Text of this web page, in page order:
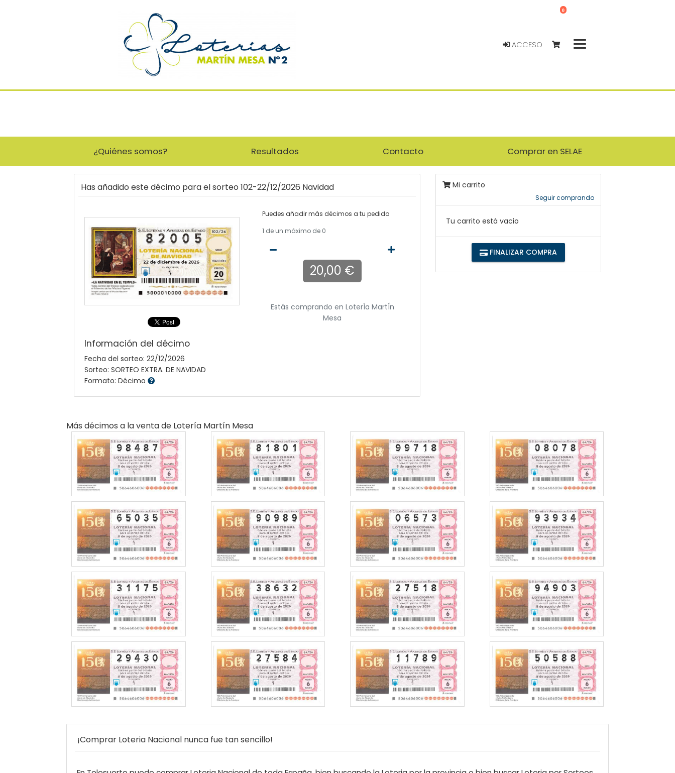
ACCESO
0
¿Quiénes somos? Resultados Contacto Comprar en SELAE
Has añadido este décimo para el sorteo 102-22/12/2026 Navidad
Información del décimo
Fecha del sorteo: 22/12/2026
Sorteo: SORTEO EXTRA. DE NAVIDAD
Formato: Décimo
Puedes añadir más décimos a tu pedido
1 de un máximo de 0
20,00 €
Estás comprando en LoterÍa MartÍn
Mesa
Mi carrito
Seguir comprando
Tu carrito está vacio
FINALIZAR COMPRA
Más décimos a la venta de Lotería Martín Mesa
¡Comprar Loteria Nacional nunca fue tan sencillo!